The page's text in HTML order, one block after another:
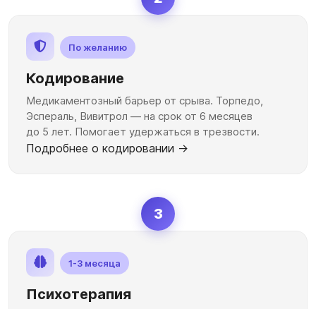
По желанию
Кодирование
Медикаментозный барьер от срыва. Торпедо,
Эспераль, Вивитрол — на срок от 6 месяцев
до 5 лет. Помогает удержаться в трезвости.
Подробнее о кодировании →
3
1-3 месяца
Психотерапия